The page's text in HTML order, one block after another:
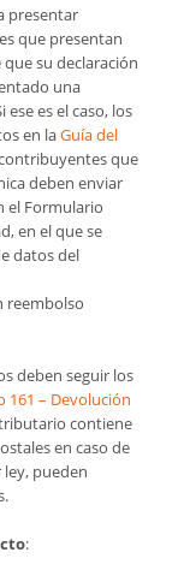
presentar
que presentan
su declaración
una
es el caso, los
en laGuía del
que
deben enviar
el Formulario
en el que se
datos del
reembolso
deben seguir los
161 – Devolución
contiene
en caso de
pueden
: